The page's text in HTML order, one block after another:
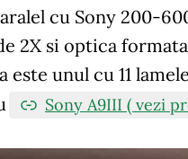
cu Sony 200-
2X si optica
unul cu 11
Sony A9III ( vezi